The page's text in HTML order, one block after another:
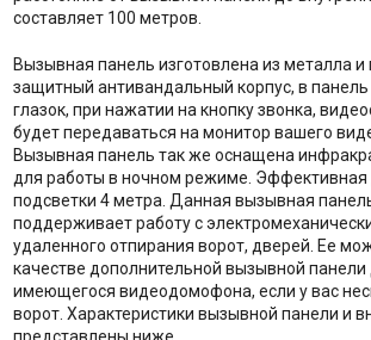
составляет 100 метров.
Вызывная панель изготовлена из металла и
защитный антивандальный корпус, в
глазок, при нажатии на кнопку звонка,
будет передаваться на монитор вашего
Вызывная панель так же оснащена
для работы в ночном режиме. Эффективная
подсветки 4 метра. Данная вызывная
поддерживает работу с
удаленного отпирания ворот, дверей. Ее
качестве дополнительной вызывной
имеющегося видеодомофона, если у вас
ворот. Характеристики вызывной панели и